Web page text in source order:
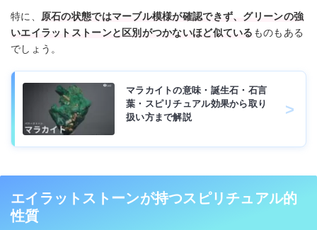
特に、 原石の状態ではマーブル模様が確認できず、グリーンの強
いエイラットストーンと区別がつかないほど似ている ものもある
でしょう。
マラカイトの意味・誕生石・石言
葉・スピリチュアル効果から取り
扱い方まで解説
エイラットストーンが持つスピリチュアル的
性質